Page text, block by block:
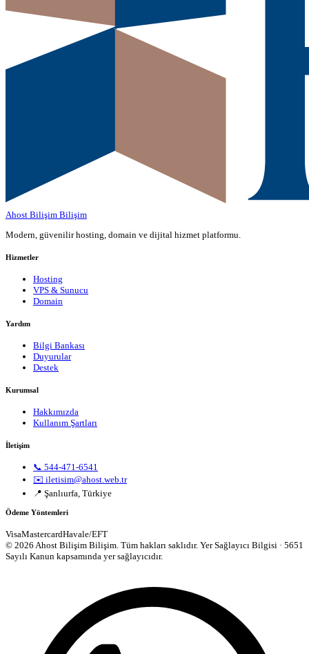
Ahost Bilişim Bilişim
Modern, güvenilir hosting, domain ve dijital hizmet platformu.
Hizmetler
Hosting
VPS & Sunucu
Domain
Yardım
Bilgi Bankası
Duyurular
Destek
Kurumsal
Hakkımızda
Kullanım Şartları
İletişim
📞 544-471-6541
✉️ iletisim@ahost.web.tr
📍 Şanlıurfa, Türkiye
Ödeme Yöntemleri
VisaMastercardHavale/EFT
© 2026 Ahost Bilişim Bilişim. Tüm hakları saklıdır. Yer Sağlayıcı Bilgisi · 5651
Sayılı Kanun kapsamında yer sağlayıcıdır.